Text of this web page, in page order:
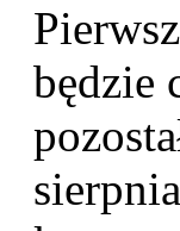
będzie